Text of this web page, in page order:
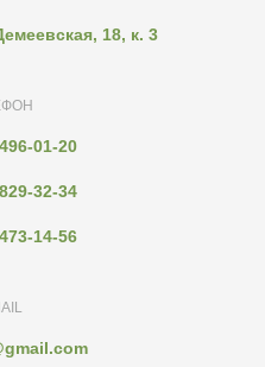
18, к. 3
01-20
32-34
14-56